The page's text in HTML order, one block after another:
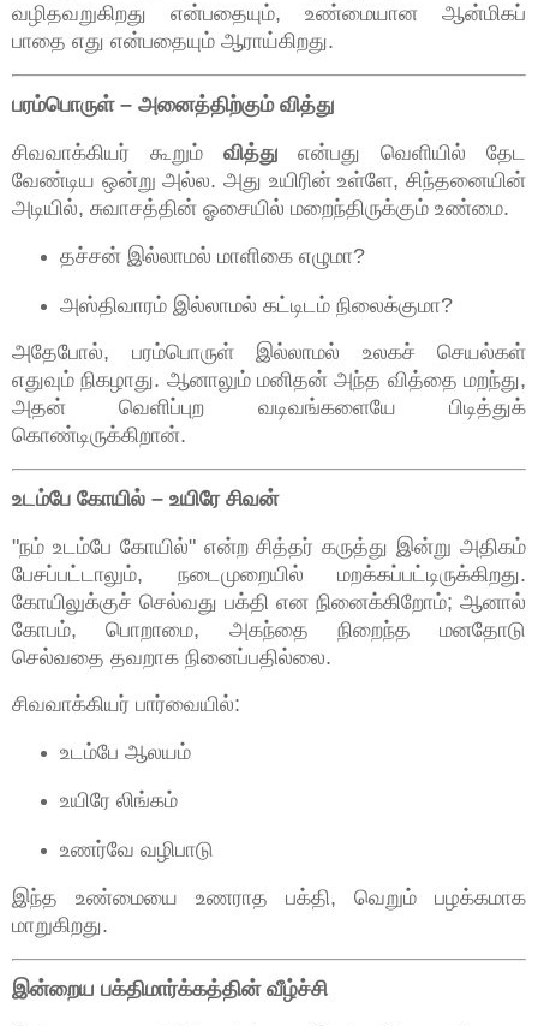
வழிதவறுகிறது என்பதையும், உண்மையான ஆன்மிகப்
பாதை எது என்பதையும் ஆராய்கிறது.
பரம்பொருள் – அனைத்திற்கும் வித்து
சிவவாக்கியர் கூறும் வித்து என்பது வெளியில் தேட
வேண்டிய ஒன்று அல்ல. அது உயிரின் உள்ளே, சிந்தனையின்
அடியில், சுவாசத்தின் ஓசையில் மறைந்திருக்கும் உண்மை.
தச்சன் இல்லாமல் மாளிகை எழுமா?
அஸ்திவாரம் இல்லாமல் கட்டிடம் நிலைக்குமா?
அதேபோல், பரம்பொருள் இல்லாமல் உலகச் செயல்கள்
எதுவும் நிகழாது. ஆனாலும் மனிதன் அந்த வித்தை மறந்து,
அதன் வெளிப்புற வடிவங்களையே பிடித்துக்
கொண்டிருக்கிறான்.
உடம்பே கோயில் – உயிரே சிவன்
"நம் உடம்பே கோயில்" என்ற சித்தர் கருத்து இன்று அதிகம்
பேசப்பட்டாலும், நடைமுறையில் மறக்கப்பட்டிருக்கிறது.
கோயிலுக்குச் செல்வது பக்தி என நினைக்கிறோம்; ஆனால்
கோபம், பொறாமை, அகந்தை நிறைந்த மனதோடு
செல்வதை தவறாக நினைப்பதில்லை.
சிவவாக்கியர் பார்வையில்:
உடம்பே ஆலயம்
உயிரே லிங்கம்
உணர்வே வழிபாடு
இந்த உண்மையை உணராத பக்தி, வெறும் பழக்கமாக
மாறுகிறது.
இன்றைய பக்திமார்க்கத்தின் வீழ்ச்சி